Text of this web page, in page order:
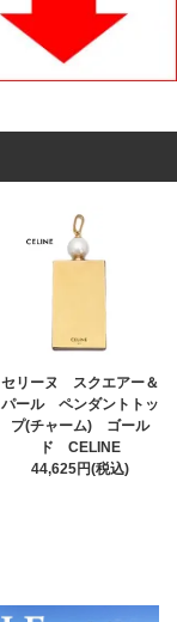
セリーヌ スクエアー＆
パール ペンダントトッ
プ(チャーム) ゴール
ド CELINE
44,625円(税込)